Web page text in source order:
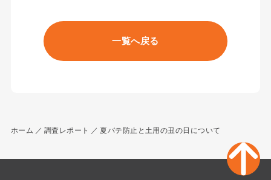
一覧へ戻る
ホーム 調査レポート 夏バテ防止と土用の丑の日について